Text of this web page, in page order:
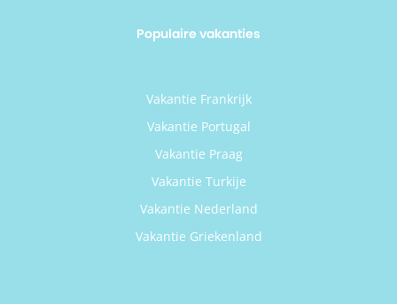
Populaire vakanties
Vakantie Frankrijk
Vakantie Portugal
Vakantie Praag
Vakantie Turkije
Vakantie Nederland
Vakantie Griekenland